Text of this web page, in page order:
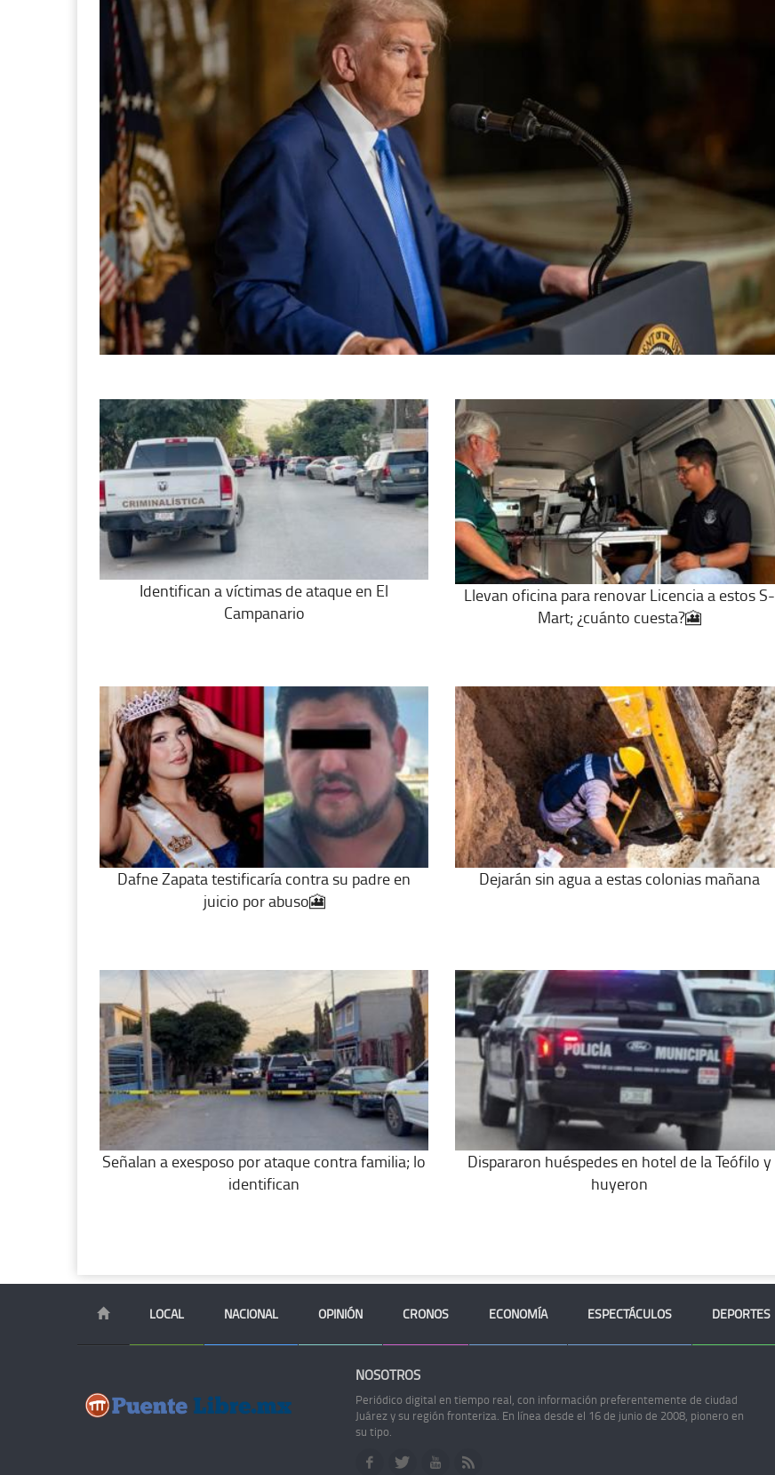
Identifican a víctimas de ataque en El
Campanario
Llevan oficina para renovar Licencia a estos S-
Mart; ¿cuánto cuesta?🎦
Dafne Zapata testificaría contra su padre en
juicio por abuso🎦
Dejarán sin agua a estas colonias mañana
Señalan a exesposo por ataque contra familia; lo
identifican
Dispararon huéspedes en hotel de la Teófilo y
huyeron
LOCAL NACIONAL OPINIÓN CRONOS ECONOMÍA ESPECTÁCULOS DEPORTES
NOSOTROS
Periódico digital en tiempo real, con información preferentemente de ciudad
Juárez y su región fronteriza. En línea desde el 16 de junio de 2008, pionero en
su tipo.